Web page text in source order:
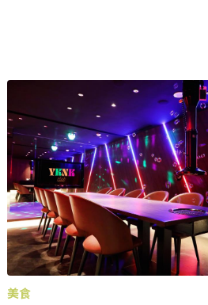
美食